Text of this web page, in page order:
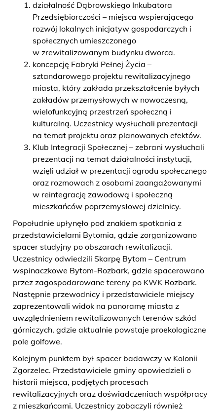
działalność Dąbrowskiego Inkubatora
Przedsiębiorczości – miejsca wspierającego
rozwój lokalnych inicjatyw gospodarczych i
społecznych umieszczonego
w zrewitalizowanym budynku dworca.
koncepcję Fabryki Pełnej Życia –
sztandarowego projektu rewitalizacyjnego
miasta, który zakłada przekształcenie byłych
zakładów przemysłowych w nowoczesną,
wielofunkcyjną przestrzeń społeczną i
kulturalną. Uczestnicy wysłuchali prezentacji
na temat projektu oraz planowanych efektów.
Klub Integracji Społecznej – zebrani wysłuchali
prezentacji na temat działalności instytucji,
wzięli udział w prezentacji ogrodu społecznego
oraz rozmowach z osobami zaangażowanymi
w reintegrację zawodową i społeczną
mieszkańców poprzemysłowej dzielnicy.
Popołudnie upłynęło pod znakiem spotkania z
przedstawicielami Bytomia, gdzie zorganizowano
spacer studyjny po obszarach rewitalizacji.
Uczestnicy odwiedzili Skarpę Bytom – Centrum
wspinaczkowe Bytom-Rozbark, gdzie spacerowano
przez zagospodarowane tereny po KWK Rozbark.
Następnie przewodnicy i przedstawiciele miejscy
zaprezentowali widok na panoramę miasta z
uwzględnieniem rewitalizowanych terenów szkód
górniczych, gdzie aktualnie powstaje proekologiczne
pole golfowe.
Kolejnym punktem był spacer badawczy w Kolonii
Zgorzelec. Przedstawiciele gminy opowiedzieli o
historii miejsca, podjętych procesach
rewitalizacyjnych oraz doświadczeniach współpracy
z mieszkańcami. Uczestnicy zobaczyli również